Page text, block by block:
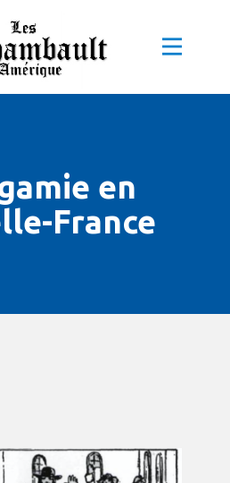
en
France